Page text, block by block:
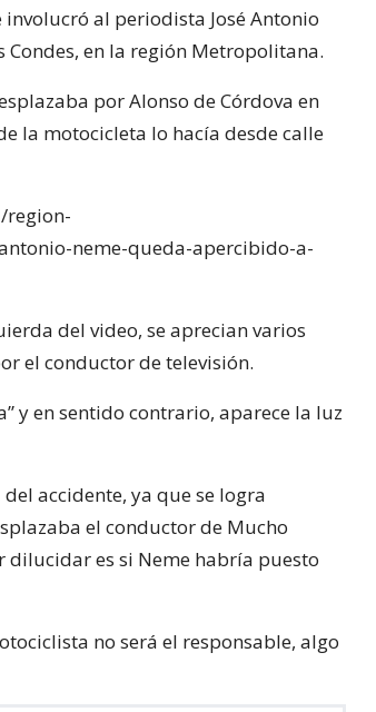
al periodista José Antonio
en la región Metropolitana.
por Alonso de Córdova en
la motocicleta lo hacía desde calle
region-
neme-queda-apercibido-a-
del video, se aprecian varios
el conductor de televisión.
y en sentido contrario, aparece la luz
accidente, ya que se logra
el conductor de Mucho
es si Neme habría puesto
no será el responsable, algo